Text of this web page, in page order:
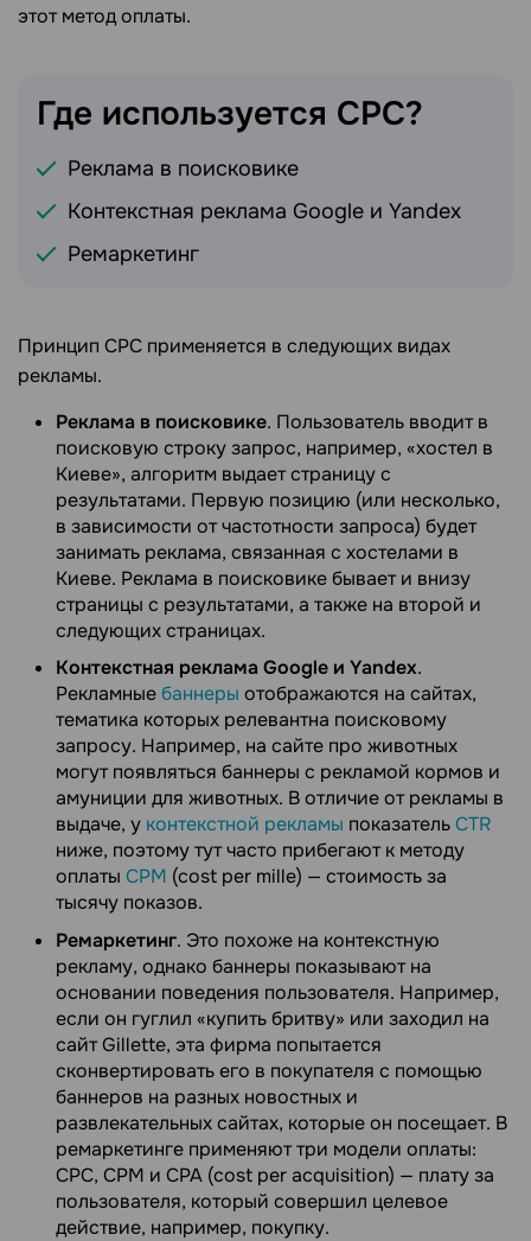
этот метод оплаты.
Где используется CPC?
Реклама в поисковике
Контекстная реклама Google и Yandex
Ремаркетинг
Принцип CPC применяется в следующих видах
рекламы.
Реклама в поисковике. Пользователь вводит в
поисковую строку запрос, например, «хостел в
Киеве», алгоритм выдает страницу с
результатами. Первую позицию (или несколько,
в зависимости от частотности запроса) будет
занимать реклама, связанная с хостелами в
Киеве. Реклама в поисковике бывает и внизу
страницы с результатами, а также на второй и
следующих страницах.
Контекстная реклама Google и Yandex.
Рекламныебаннеры отображаются на сайтах,
тематика которых релевантна поисковому
запросу. Например, на сайте про животных
могут появляться баннеры с рекламой кормов и
амуниции для животных. В отличие от рекламы в
выдаче, у контекстной рекламы показательCTR
ниже, поэтому тут часто прибегают к методу
оплаты CPM (cost per mille) — стоимость за
тысячу показов.
Ремаркетинг. Это похоже на контекстную
рекламу, однако баннеры показывают на
основании поведения пользователя. Например,
если он гуглил «купить бритву» или заходил на
сайт Gillette, эта фирма попытается
сконвертировать его в покупателя с помощью
баннеров на разных новостных и
развлекательных сайтах, которые он посещает. В
ремаркетинге применяют три модели оплаты:
CPC, CPM и CPA (cost per acquisition) — плату за
пользователя, который совершил целевое
действие, например, покупку.